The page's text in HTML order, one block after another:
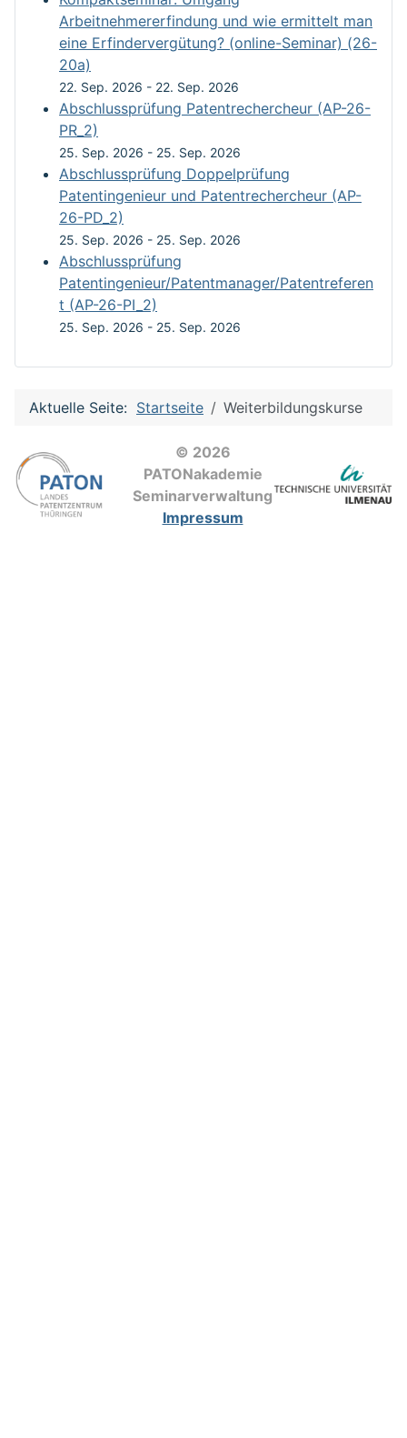
Arbeitnehmererfindung und wie ermittelt man
eine Erfindervergütung? (online-Seminar) (26-
20a)
22. Sep. 2026 - 22. Sep. 2026
Abschlussprüfung Patentrechercheur (AP-26-
PR_2)
25. Sep. 2026 - 25. Sep. 2026
Abschlussprüfung Doppelprüfung
Patentingenieur und Patentrechercheur (AP-
26-PD_2)
25. Sep. 2026 - 25. Sep. 2026
Abschlussprüfung
Patentingenieur/Patentmanager/Patentreferen
t (AP-26-PI_2)
25. Sep. 2026 - 25. Sep. 2026
Aktuelle Seite: Startseite Weiterbildungskurse
© 2026
PATONakademie
Seminarverwaltung
Impressum